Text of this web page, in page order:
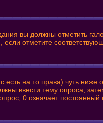
вы должны отметить
отметите
есть на то права) чуть
ввести тему опроса,
0 означает